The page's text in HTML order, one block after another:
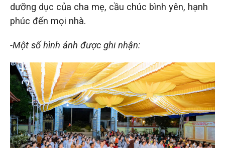
dưỡng dục của cha mẹ, cầu chúc bình yên, hạnh
phúc đến mọi nhà.
-Một số hình ảnh được ghi nhận: